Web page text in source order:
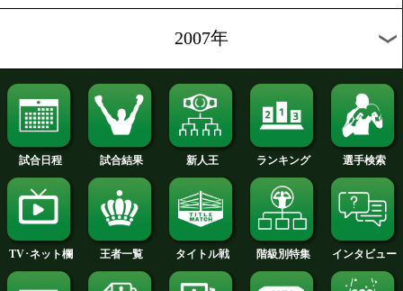
2012年
2011年
2010年
2009年